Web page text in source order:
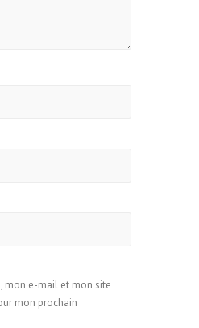
mon e-mail et mon site
mon prochain